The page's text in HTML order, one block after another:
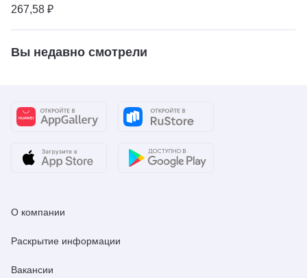
267,58 ₽
Вы недавно смотрели
О компании
Раскрытие информации
Вакансии